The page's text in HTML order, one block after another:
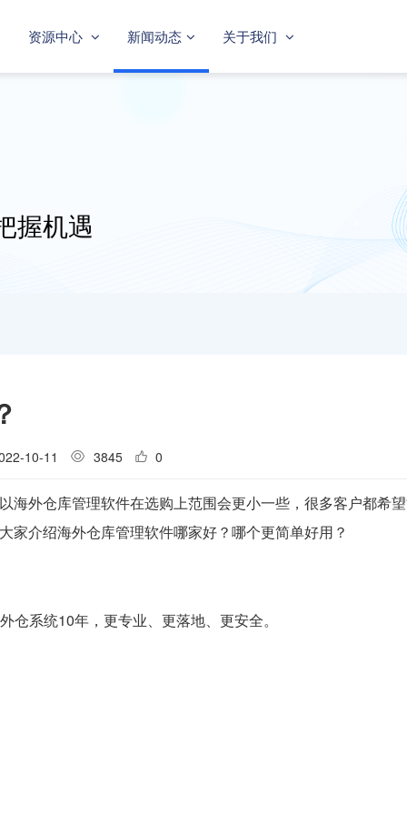
资源中心 新闻动态 关于我们
握机遇
10-11 3845 0
海外仓库管理软件在选购上范围会更小一些，很多客户都希
家介绍海外仓库管理软件哪家好？哪个更简单好用？
系统10年，更专业、更落地、更安全。